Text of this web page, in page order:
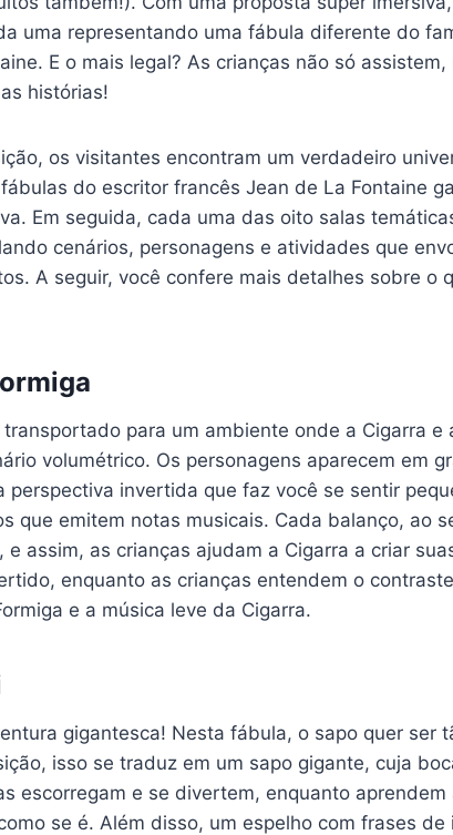
uma representando uma fábula diferente do
E o mais legal? As crianças não só
histórias!
os visitantes encontram um verdadeiro
do escritor francês Jean de La Fontaine
Em seguida, cada uma das oito salas
cenários, personagens e atividades que
A seguir, você confere mais detalhes sobre o
para um ambiente onde a Cigarra e
volumétrico. Os personagens aparecem em
perspectiva invertida que faz você se sentir
que emitem notas musicais. Cada balanço, ao
assim, as crianças ajudam a Cigarra a criar
enquanto as crianças entendem o
e a música leve da Cigarra.
gigantesca! Nesta fábula, o sapo quer ser
isso se traduz em um sapo gigante, cuja
escorregam e se divertem, enquanto aprendem
se é. Além disso, um espelho com frases de